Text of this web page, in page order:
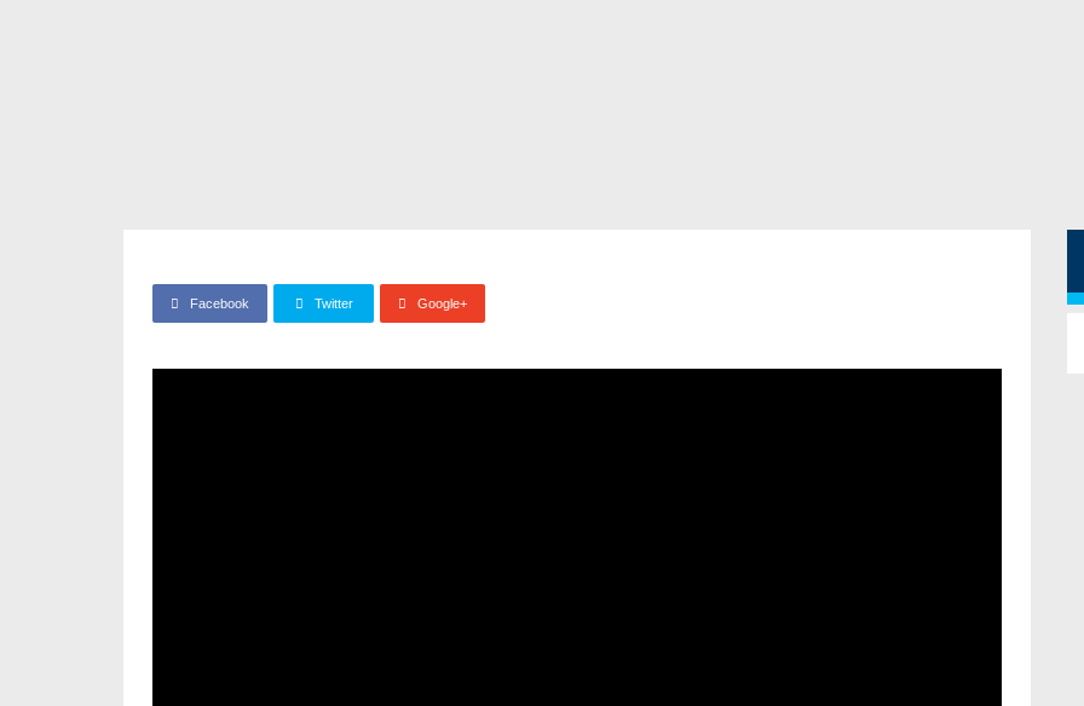
Facebook Twitter Google+